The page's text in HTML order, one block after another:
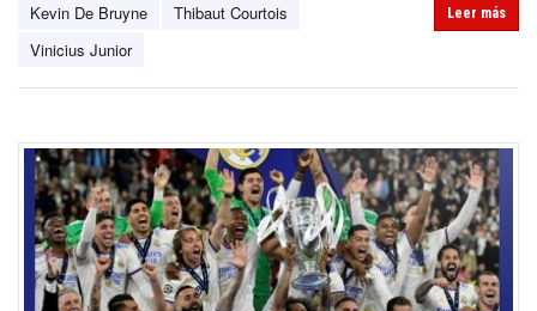
Kevin De Bruyne
Thibaut Courtois
Vinicius Junior
Leer más